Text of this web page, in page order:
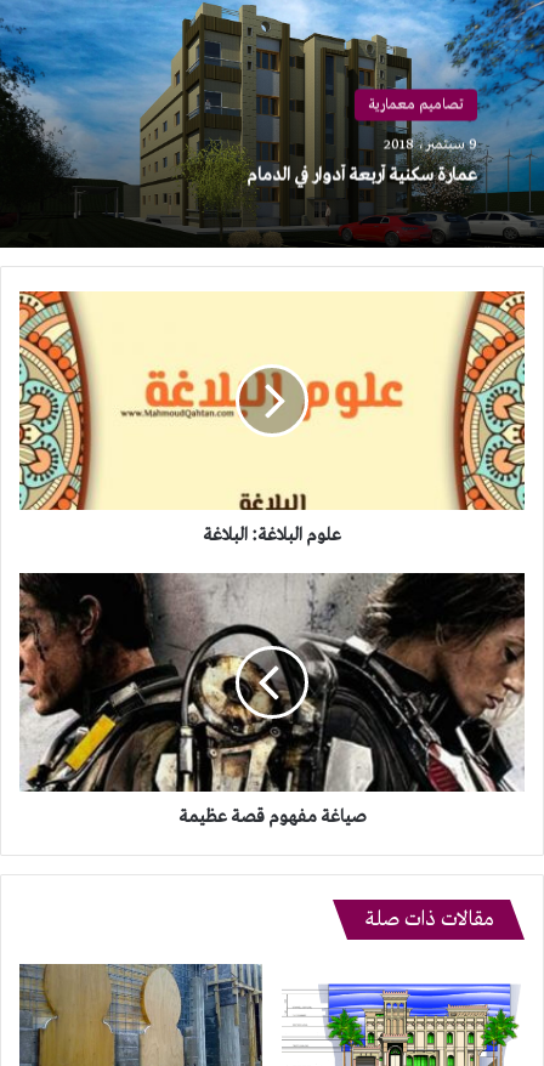
تصاميم معمارية
9 سبتمبر، 2018
عمارة سكنية أربعة أدوار في الدمام
علوم
البلاغة:
البلاغة
علوم البلاغة: البلاغة
صياغة
مفهوم
قصة
عظيمة
صياغة مفهوم قصة عظيمة
مقالات ذات صلة